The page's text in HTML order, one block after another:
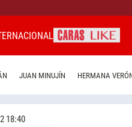
JUAN MINUJÍN HERMANA
18:40